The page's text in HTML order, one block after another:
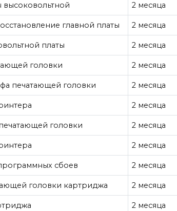
высоковольтной 2 месяца
главной платы 2 месяца
платы 2 месяца
головки 2 месяца
печатающей головки 2 месяца
2 месяца
головки 2 месяца
2 месяца
сбоев 2 месяца
головки картриджа 2 месяца
2 месяца